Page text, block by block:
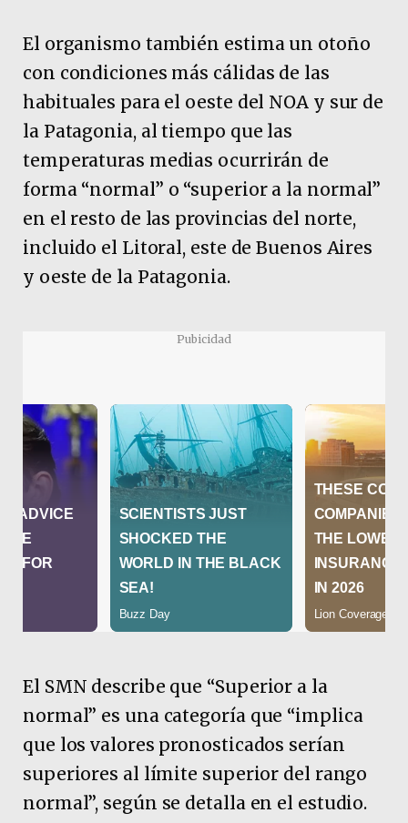
El organismo también estima un otoño
con condiciones más cálidas de las
habituales para el oeste del NOA y sur de
la Patagonia, al tiempo que las
temperaturas medias ocurrirán de
forma “normal” o “superior a la normal”
en el resto de las provincias del norte,
incluido el Litoral, este de Buenos Aires
y oeste de la Patagonia.
Pubicidad
El SMN describe que “Superior a la
normal” es una categoría que “implica
que los valores pronosticados serían
superiores al límite superior del rango
normal”, según se detalla en el estudio.